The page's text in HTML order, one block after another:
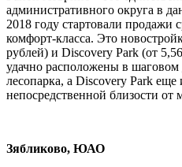
административного округа в
2018 году стартовали продажи
комфорт-класса. Это
рублей) и Discovery Park (от
удачно расположены в
лесопарка, а Discovery Park еще
непосредственной близости от
Зябликово, ЮАО